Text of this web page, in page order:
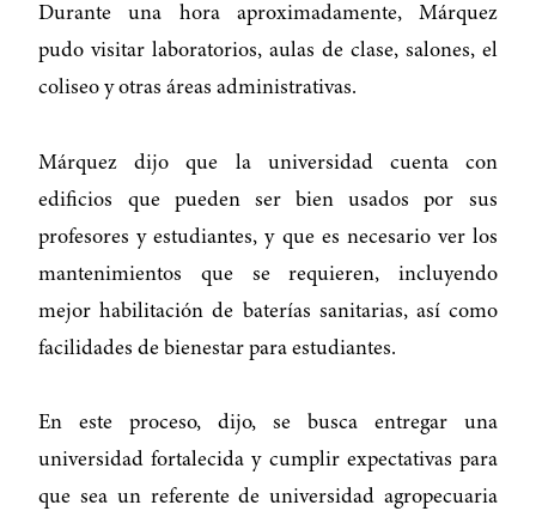
Durante una hora aproximadamente, Márquez
pudo visitar laboratorios, aulas de clase, salones, el
coliseo y otras áreas administrativas.
Márquez dijo que la universidad cuenta con
edificios que pueden ser bien usados por sus
profesores y estudiantes, y que es necesario ver los
mantenimientos que se requieren, incluyendo
mejor habilitación de baterías sanitarias, así como
facilidades de bienestar para estudiantes.
En este proceso, dijo, se busca entregar una
universidad fortalecida y cumplir expectativas para
que sea un referente de universidad agropecuaria